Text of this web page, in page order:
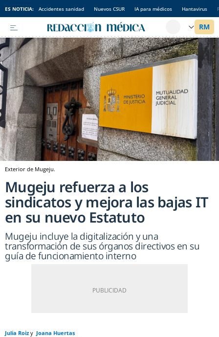
ES NOTICIA: Accidentes sanidad Nuevos CSUR IA para médicos Hantavirus
Exterior de Mugeju.
Mugeju refuerza a los
sindicatos y mejora las bajas IT
en su nuevo Estatuto
Mugeju incluye la digitalización y una
transformación de sus órganos directivos en su
guía de funcionamiento interno
Julia Roiz
Joana Huertas